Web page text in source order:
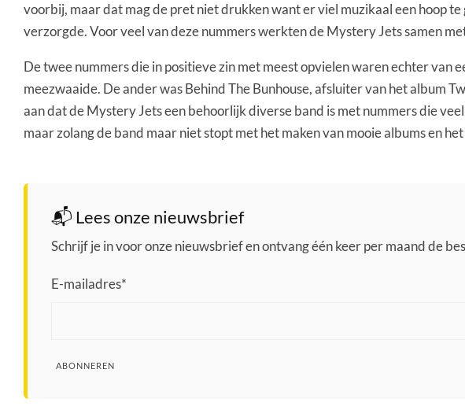
voorbij, maar dat mag de pret niet drukken want er viel muzikaal een hoop
verzorgde. Voor veel van deze nummers werkten de Mystery Jets samen
De twee nummers die in positieve zin met meest opvielen waren echter
meezwaaide. De ander was Behind The Bunhouse, afsluiter van het album
aan dat de Mystery Jets een behoorlijk diverse band is met nummers die
maar zolang de band maar niet stopt met het maken van mooie albums en
📬 Lees onze nieuwsbrief
Schrijf je in voor onze nieuwsbrief en ontvang één keer per maand de
E-mailadres*
ABONNEREN